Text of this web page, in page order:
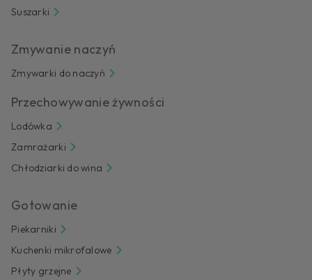
Suszarki
Zmywanie naczyń
Zmywarki do naczyń
Przechowywanie żywności
Lodówka
Zamrażarki
Chłodziarki do wina
Gotowanie
Piekarniki
Kuchenki mikrofalowe
Płyty grzejne